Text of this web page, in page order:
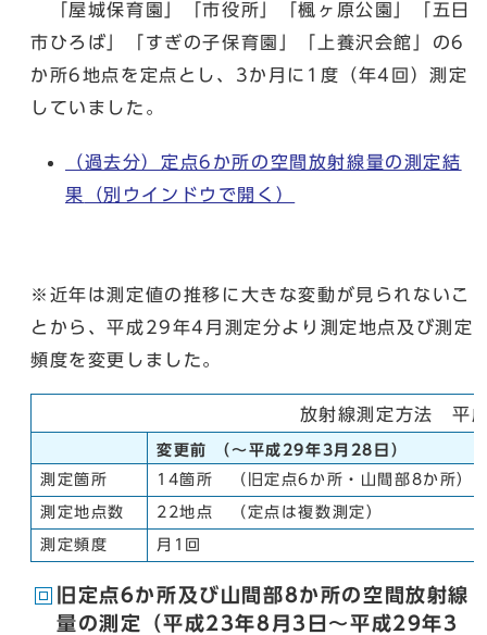
「屋城保育園」「市役所」「楓ヶ原公園」「五日
市ひろば」「すぎの子保育園」「上養沢会館」の6
か所6地点を定点とし、3か月に1度（年4回）測定
していました。
（過去分）定点6か所の空間放射線量の測定結
果
（別ウインドウで開く）
※近年は測定値の推移に大きな変動が見られないこ
とから、平成29年4月測定分より測定地点及び測定
頻度を変更しました。
放射線測定方法 平
変更前 （～平成29年3月28日）
測定箇所
14箇所 （旧定点6か所・山間部8か所）
測定地点数 22地点 （定点は複数測定）
測定頻度 月1回
旧定点6か所及び山間部8か所の空間放射線
量の測定（平成23年8月3日～平成29年3